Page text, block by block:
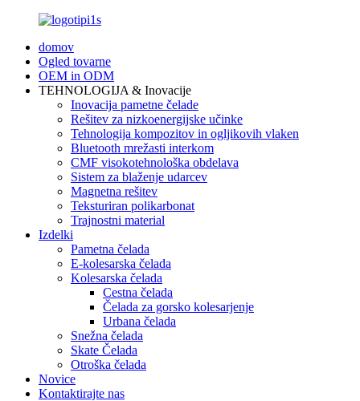
domov
Ogled tovarne
OEM in ODM
TEHNOLOGIJA & Inovacije
Inovacija pametne čelade
Rešitev za nizkoenergijske učinke
Tehnologija kompozitov in ogljikovih vlaken
Bluetooth mrežasti interkom
CMF visokotehnološka obdelava
Sistem za blaženje udarcev
Magnetna rešitev
Teksturiran polikarbonat
Trajnostni material
Izdelki
Pametna čelada
E-kolesarska čelada
Kolesarska čelada
Cestna čelada
Čelada za gorsko kolesarjenje
Urbana čelada
Snežna čelada
Skate Čelada
Otroška čelada
Novice
Kontaktirajte nas